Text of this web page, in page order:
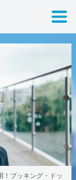
！ブッキング・ドッ